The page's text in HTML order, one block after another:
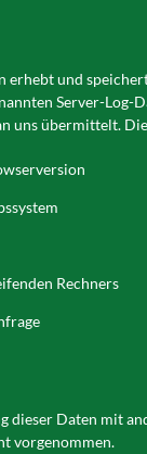
erhebt und
Server-Log-
uns übermittelt.
Rechners
dieser Daten mit
vorgenommen.